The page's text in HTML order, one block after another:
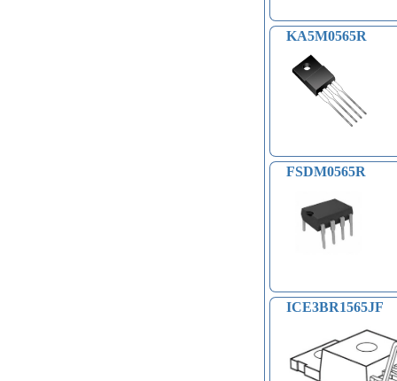
KA5M0565R
FSDM0565R
ICE3BR1565JF